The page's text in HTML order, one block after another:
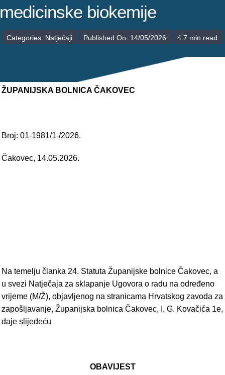
PALIJATIVNA SKRB
biokemije
Categories: Natječaji Published On: 14/05/2026 4.7 min read
ŽUPANIJSKA BOLNICA ČAKOVEC
Broj: 01-1981/1-/2026.
Čakovec, 14.05.2026.
Na temelju članka 24. Statuta Županijske bolnice Čakovec, a
u svezi Natječaja za sklapanje Ugovora o radu na određeno
vrijeme (M/Ž), objavljenog na stranicama Hrvatskog zavoda za
zapošljavanje, Županijska bolnica Čakovec, I. G. Kovačića 1e,
daje slijedeću
OBAVIJEST